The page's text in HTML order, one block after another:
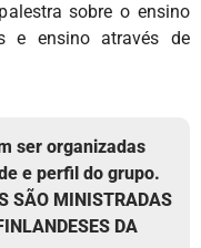
sobre o ensino
e ensino através de
ser organizadas
e perfil do grupo.
SÃO MINISTRADAS
DA